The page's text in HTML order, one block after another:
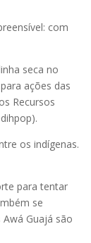
com
seca no
ações das
Recursos
os indígenas.
para tentar
se
Guajá são